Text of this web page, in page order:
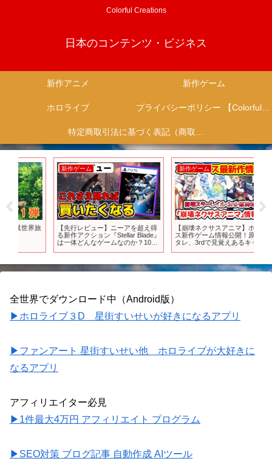
Colorful Creations
日本のコンテンツ・ビジネス
新作アニメ 新作ゲーム
ホロライブ プライバシーポリシー 【Colorful Creation】
特定商取引法に基づく表記（商取引に関する開示）
新作ゲーム
【先行レビュー】ニーアを超え得
る新作アクション『Stellar Blade』
は一体どんなゲームなのか？10分
新作ゲーム
【崩壊ネクサスアニマ】ホヨバー
ス新作ゲーム情報公開！原神、ス
タレ、3rdで見覚えあるキャラ登
ニマ #ネクサスリンク・テスト
全世界でダウンロード中（Android版）
▶ホロライブ３D 星街すいせいが好きになるアプリ
▶ファンアート 星街すいせい他 ホロライブが大好きに
なるアプリ
アフィリエイター必見
▶1件最大4万円 アフィリエイト プログラム
▶SEO対策 ブログ記事 自動作成 AIツール